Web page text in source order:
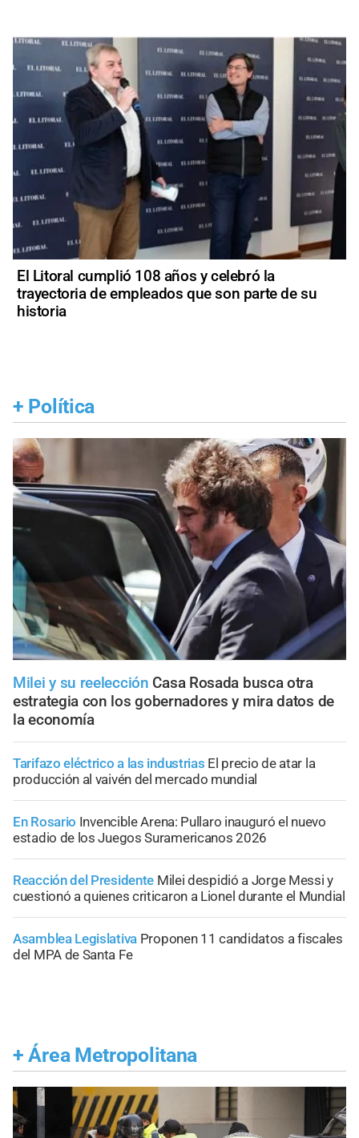
El Litoral cumplió 108 años y celebró la
trayectoria de empleados que son parte de su
historia
+ Política
Milei y su reelección Casa Rosada busca otra
estrategia con los gobernadores y mira datos de
la economía
Tarifazo eléctrico a las industrias El precio de atar la
producción al vaivén del mercado mundial
En Rosario Invencible Arena: Pullaro inauguró el nuevo
estadio de los Juegos Suramericanos 2026
Reacción del Presidente Milei despidió a Jorge Messi y
cuestionó a quienes criticaron a Lionel durante el Mundial
Asamblea Legislativa Proponen 11 candidatos a fiscales
del MPA de Santa Fe
+ Área Metropolitana